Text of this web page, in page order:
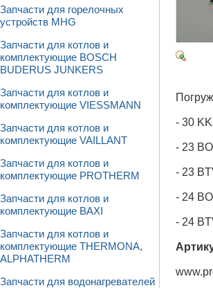
Запчасти для горелочных
устройств MHG
Запчасти для котлов и
комплектующие BOSCH
BUDERUS JUNKERS
Запчасти для котлов и
комплектующие VIESSMANN
Запчасти для котлов и
комплектующие VAILLANT
Запчасти для котлов и
комплектующие PROTHERM
Запчасти для котлов и
комплектующие BAXI
Запчасти для котлов и
комплектующие THERMONA,
ALPHATHERM
Запчасти для водонагревателей
- 30
- 23
- 23
- 24
- 24